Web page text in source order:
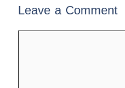
Leave a Comment